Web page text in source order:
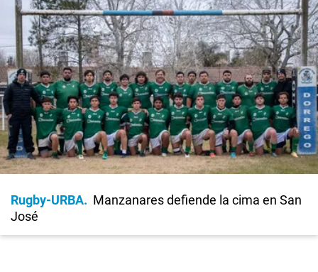
Rugby-URBA
Manzanares defiende la cima en San
José